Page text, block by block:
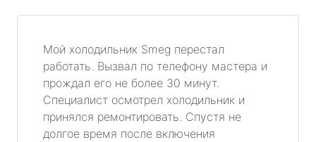
Мой холодильник Smeg перестал
работать. Вызвал по телефону мастера и
прождал его не более 30 минут.
Специалист осмотрел холодильник и
принялся ремонтировать. Спустя не
долгое время после включения